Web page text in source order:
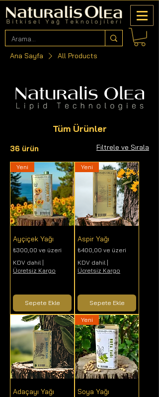
Ana Sayfa All Products
Tüm Ürünler
36 ürün Filtrele ve Sırala
Yeni
Ayçiçek Yağı
₺300,00 ve üzeri
İndirimli Fiyat
KDV dahil
Ücretsiz Kargo
Sepete Ekle
Yeni
Aspir Yağı
₺400,00 ve üzeri
İndirimli Fiyat
KDV dahil
Ücretsiz Kargo
Sepete Ekle
Adaçayı Yağı
Yeni
Soya Yağı